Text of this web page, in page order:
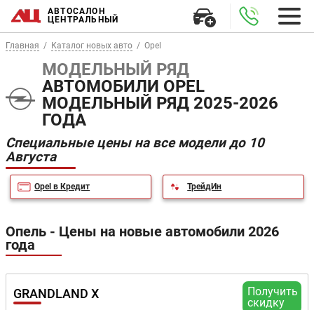
АВТОСАЛОН
ЦЕНТРАЛЬНЫЙ
Главная Каталог новых авто Opel
МОДЕЛЬНЫЙ РЯД
АВТОМОБИЛИ OPEL
МОДЕЛЬНЫЙ РЯД 2025-2026
ГОДА
Специальные цены на все модели до 10
Августа
Opel в Кредит ТрейдИн
Опель - Цены на новые автомобили 2026
года
Получить
скидку
GRANDLAND X